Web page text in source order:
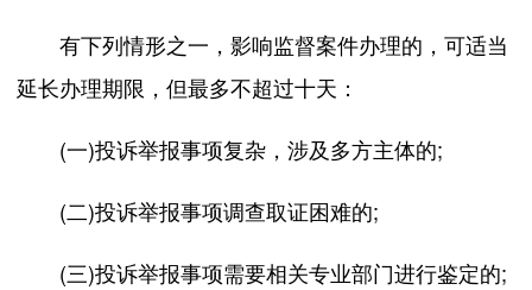
有下列情形之一，影响监督案件办理的，可适当
延长办理期限，但最多不超过十天：
(一)投诉举报事项复杂，涉及多方主体的;
(二)投诉举报事项调查取证困难的;
(三)投诉举报事项需要相关专业部门进行鉴定的;